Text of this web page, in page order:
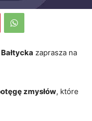
zaprasza na
zmysłów, które